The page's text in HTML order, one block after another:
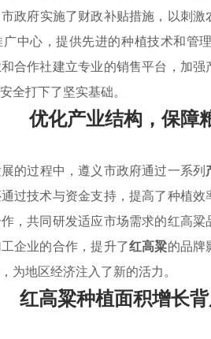
政府实施了财政补贴措施，以刺
中心，提供先进的种植技术和管
合作社建立专业的销售平台，加
全打下了坚实基础。
优化产业结构，保障
的过程中，遵义市政府通过一系列
过技术与资金支持，提高了种植
，共同研发适应市场需求的红高
企业的合作，提升了红高粱的品牌
为地区经济注入了新的活力。
红高粱种植面积增长